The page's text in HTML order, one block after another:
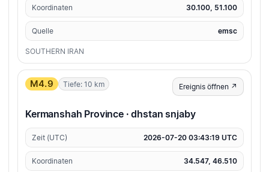
Koordinaten 30.100, 51.100
Quelle emsc
SOUTHERN IRAN
M4.9 Tiefe: 10 km Ereignis öffnen ↗
Kermanshah Province · dhstan snjaby
Zeit (UTC) 2026-07-20 03:43:19 UTC
Koordinaten 34.547, 46.510